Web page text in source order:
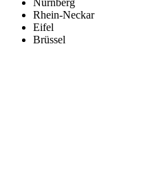
Nürnberg
Rhein-Neckar
Eifel
Brüssel